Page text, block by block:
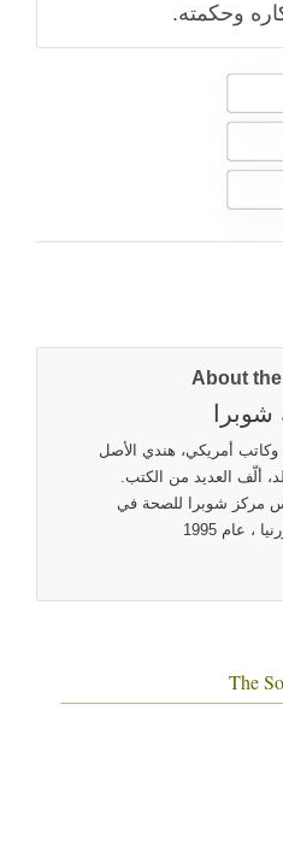
وحكمته.
About
شوبرا
أمريكي، هندي الأصل
ألّف العديد من الكتب.
مركز شوبرا للصحة في
، عام 1995
The